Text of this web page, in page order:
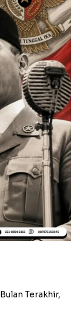
Terakhir,